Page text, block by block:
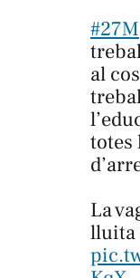
#27M
al
totes
La
lluita